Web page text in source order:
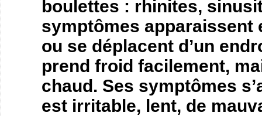
boulettes : rhinites,
symptômes apparaissent
ou se déplacent d’un
prend froid facilement,
chaud. Ses symptômes
est irritable, lent, de